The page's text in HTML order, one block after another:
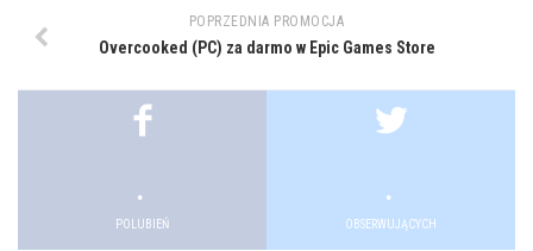
POPRZEDNIA PROMOCJA
Overcooked (PC) za darmo w Epic Games Store
..
POLUBIEŃ
.
OBSERWUJĄCYCH